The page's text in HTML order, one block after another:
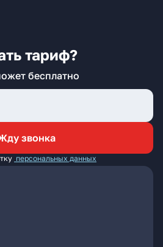
тариф?
бесплатно
звонка
персональных данных